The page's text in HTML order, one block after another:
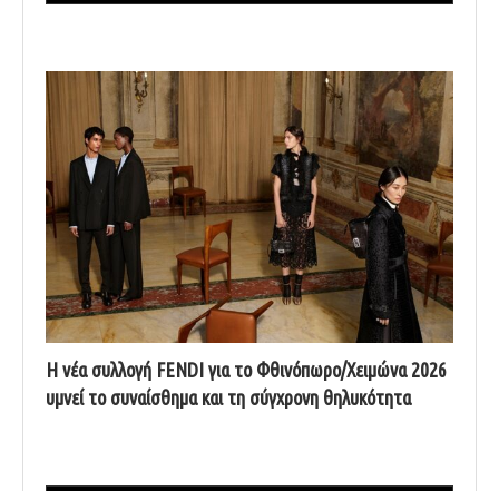
Η νέα συλλογή FENDI για το Φθινόπωρο/Χειμώνα 2026
υμνεί το συναίσθημα και τη σύγχρονη θηλυκότητα